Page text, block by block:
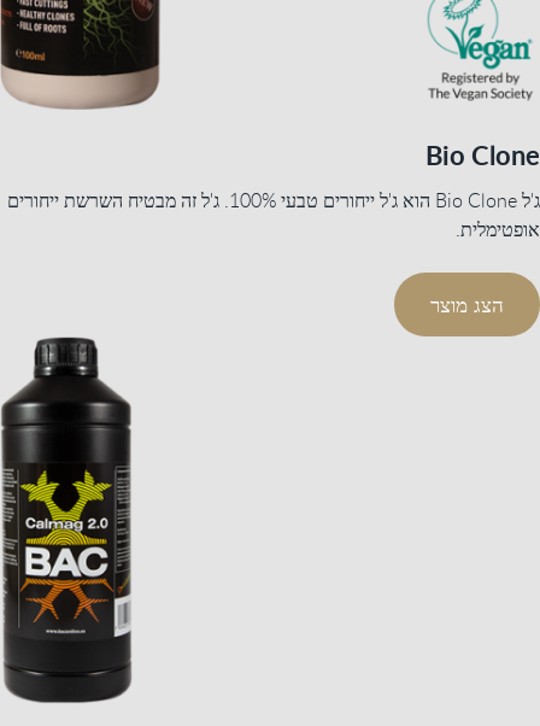
Bio Clone
ג'ל Bio Clone הוא ג'ל ייחורים טבעי 100%. ג'ל זה מבטיח השרשת ייחורים
אופטימלית.
הצג מוצר